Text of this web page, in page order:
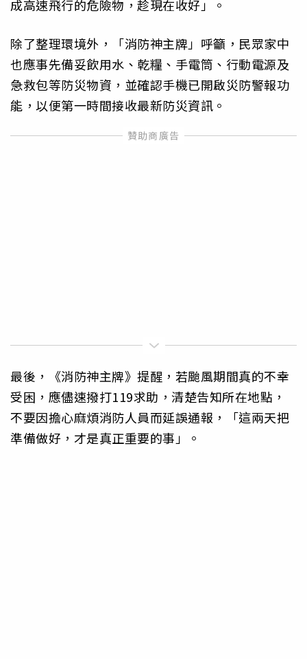
成高速飛行的危險物，趁現在收好」。
除了整理環境外，「消防神主牌」呼籲，民眾家中
也應事先備妥飲用水、乾糧、手電筒、行動電源及
急救包等防災物資，並確認手機已開啟災防警報功
能，以便第一時間接收最新防災資訊。
最後，《消防神主牌》提醒，若颱風期間真的不幸
受困，應儘速撥打119求助，清楚告知所在地點，
不要因擔心麻煩消防人員而延誤通報，「這兩天把
準備做好，才是真正重要的事」。